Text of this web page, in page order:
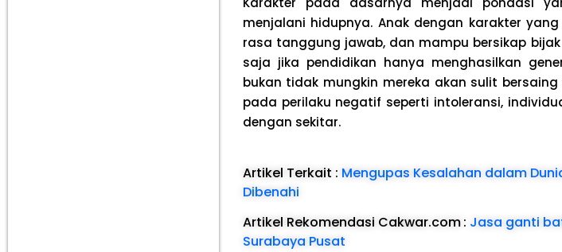
menjalani hidupnya. Anak dengan karakter
rasa tanggung jawab, dan mampu bersikap
saja jika pendidikan hanya menghasilkan
bukan tidak mungkin mereka akan sulit
pada perilaku negatif seperti intoleransi,
dengan sekitar.
Artikel Terkait : Mengupas Kesalahan dalam
Dibenahi
Artikel Rekomendasi Cakwar.com: Jasa ganti
Surabaya Pusat